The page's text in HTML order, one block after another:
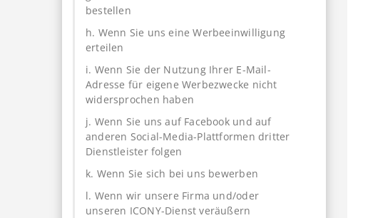
bestellen
h. Wenn Sie uns eine Werbeeinwilligung
erteilen
i. Wenn Sie der Nutzung Ihrer E-Mail-
Adresse für eigene Werbezwecke nicht
widersprochen haben
j. Wenn Sie uns auf Facebook und auf
anderen Social-Media-Plattformen dritter
Dienstleister folgen
k. Wenn Sie sich bei uns bewerben
l. Wenn wir unsere Firma und/oder
unseren ICONY-Dienst veräußern